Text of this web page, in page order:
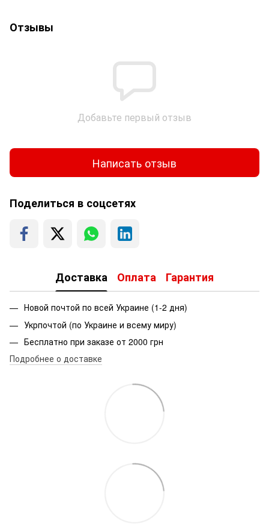
Отзывы
Добавьте первый отзыв
Написать отзыв
Поделиться в соцсетях
Доставка Оплата Гарантия
Новой почтой по всей Украине (1-2 дня)
Укрпочтой (по Украине и всему миру)
Бесплатно при заказе от 2000 грн
Подробнее о доставке